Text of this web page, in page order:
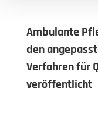
Ambulante
den
Verfahren für
veröffentlicht